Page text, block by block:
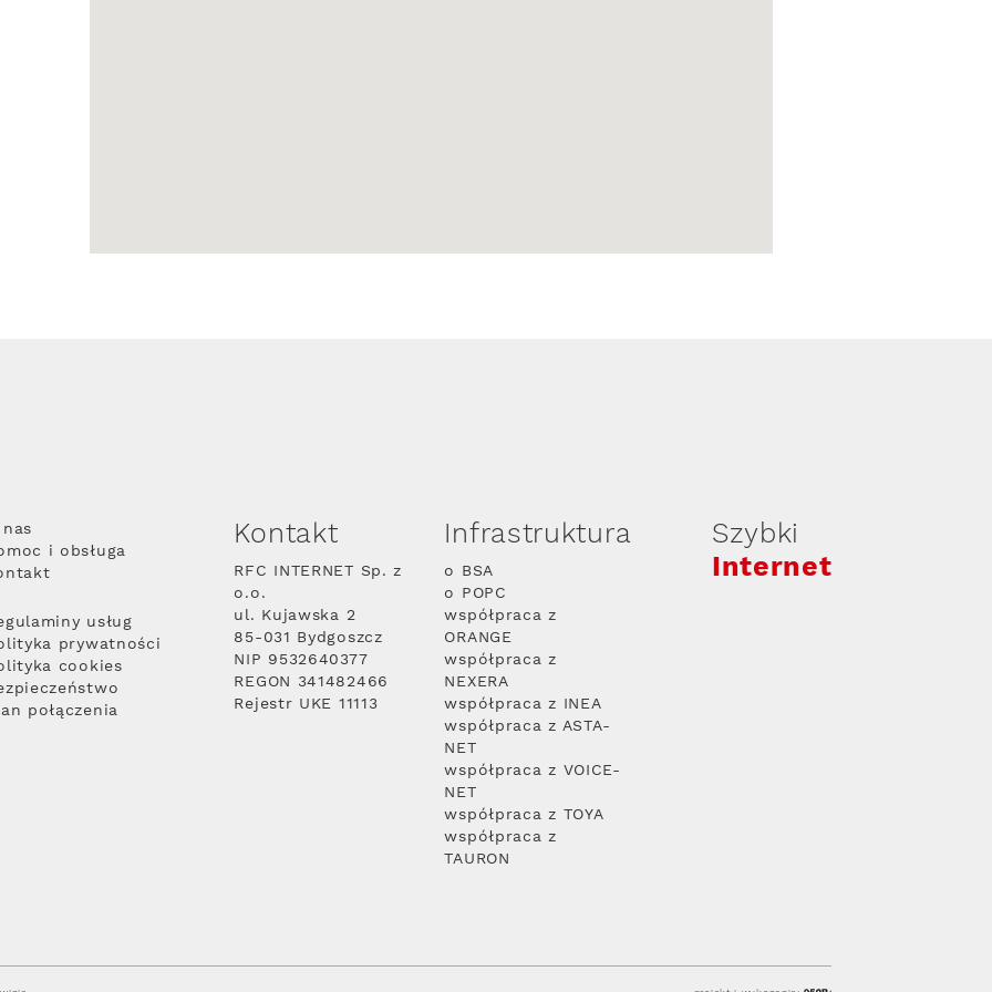
i obsługa
usług
prywatności
cookies
połączenia
Kontakt
RFC INTERNET Sp. z
o.o.
ul. Kujawska 2
85-031 Bydgoszcz
NIP 9532640377
REGON 341482466
Rejestr UKE 11113
Infrastruktura
o BSA
o POPC
współpraca z
ORANGE
współpraca z
NEXERA
współpraca z INEA
współpraca z ASTA-
NET
współpraca z VOICE-
NET
współpraca z TOYA
współpraca z
TAURON
Szybki
Internet